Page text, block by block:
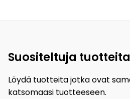
Suositeltuja tuotteita
Löydä tuotteita jotka ovat
katsomaasi tuotteeseen.